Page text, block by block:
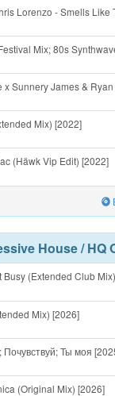
Lorenzo - Smells Like
Mix; 80s
Sunnery James &
Mix) [2022]
(Häwk Vip Edit) [2022]
House / HQ
(Extended Club
Mix) [2026]
Ты моя
(Original Mix) [2026]